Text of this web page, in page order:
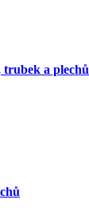
a plechů